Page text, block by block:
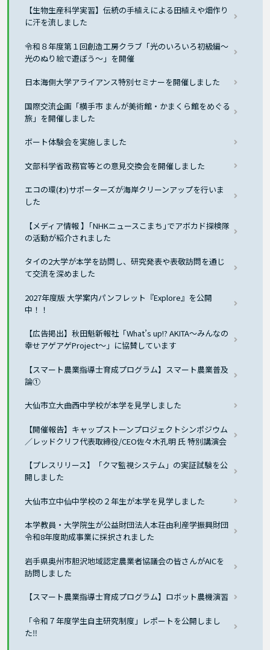
【生物生産科学実習】伝統の手植えによる田植えや畑作り
に汗を流しました
令和８年度第１回創造工房クラブ「光のいろいろ初級編～
光のぬり絵で遊ぼう～」を開催
日本海側大学アライアンス特別セミナーを開催しました
国際交流企画「横手市 まんが美術館・かまくら館をめぐる
旅」を開催しました
ボート体験会を実施しました
文部科学省政務官等との意見交換会を開催しました
エコの環(わ)サポーターズが海岸クリーンアップを行いま
した
【メディア情報 】｢NHKニュースこまち｣でアボカド探検隊
の活動が紹介されました
タイの2大学が本学を訪問し、研究発表や表敬訪問を通じ
て交流を深めました
2027年度版 大学案内パンフレット『Explore』を公開
中！！
【広告掲出】秋田魁新報社「What’s up!? AKITA～みんなの
幸せアゲアゲProject～」に協賛しています
【スマート農業指導士育成プログラム】スマート農業普及
論①
大仙市立大曲西中学校が本学を見学しました
【開催報告】キャップストーンプロジェクトシンポジウム
／レッドクリフ代表取締役/CEO佐々木孔明 氏 特別講演会
【プレスリリース】「クマ監視システム」の実証試験を公
開しました
大仙市立中仙中学校の２年生が本学を見学しました
本学教員・大学院生が公益財団法人本荘由利産学振興財団
令和8年度助成事業に採択されました
岩手県奥州市胆沢地域認定農業者協議会の皆さんがAICを
訪問しました
【スマート農業指導士育成プログラム】ロボット農機演習
「令和７年度学生自主研究制度」レポートを公開しまし
た‼